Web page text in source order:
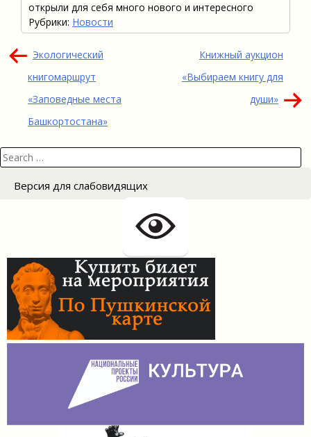
открыли для себя много нового и интересного
Рубрики: Новости
Навигация
по
записям
Экологический
книгомаршрут
«Заповедные места
Башкортостана»
Книжный аукцион
«Выбираем книгу для
души»
Search
for:
Версия для слабовидящих